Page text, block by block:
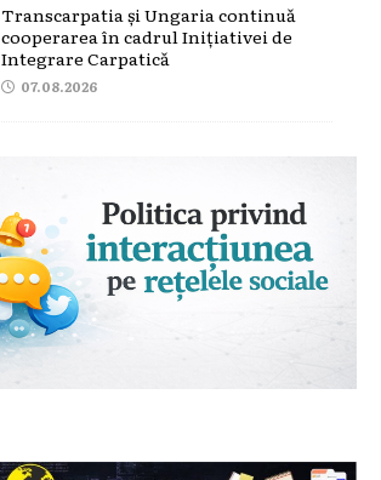
Transcarpatia și Ungaria continuă
cooperarea în cadrul Inițiativei de
Integrare Carpatică
07.08.2026